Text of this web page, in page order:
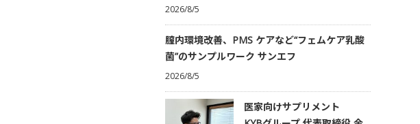
2026/8/5
膣内環境改善、PMS ケアなど“フェムケア乳酸
菌”のサンプルワーク サンエフ
2026/8/5
医家向けサプリメント